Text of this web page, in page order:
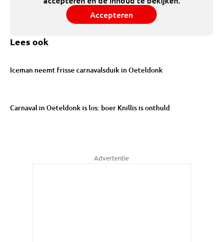
Accepteren
Lees ook
Iceman neemt frisse carnavalsduik in Oeteldonk
Carnaval in Oeteldonk is los: boer Knillis is onthuld
Advertentie